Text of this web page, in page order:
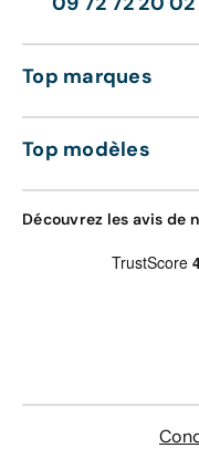
Top marques
Top modèles
Découvrez les avis de